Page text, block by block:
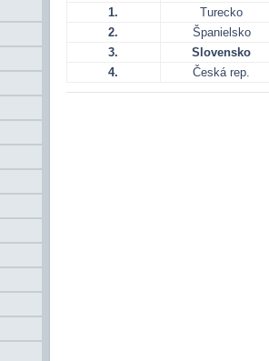
1.
Turecko
2.
Španielsko
3.
Slovensko
4.
Česká rep.